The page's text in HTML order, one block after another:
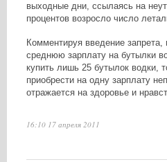
выходные дни, ссылаясь на
процентов возросло число
Комментируя введение запрета,
среднюю зарплату на бутылки
купить лишь 25 бутылок водки,
приобрести на одну зарплату
отражается на здоровье и
16:10 17 апреля 2011